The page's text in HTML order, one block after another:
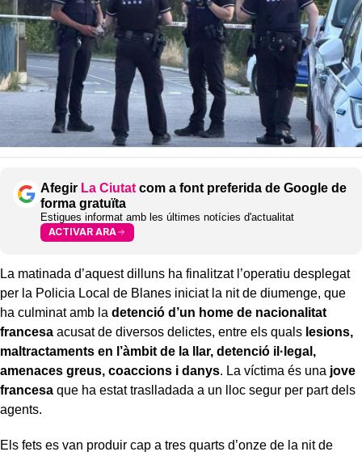
Afegir La Ciutat com a font preferida de Google de
forma gratuïta
Estigues informat amb les últimes notícies d'actualitat
ACTIVAR ARA
La matinada d’aquest dilluns ha finalitzat l’operatiu desplegat
per la Policia Local de Blanes iniciat la nit de diumenge, que
ha culminat amb la detenció d’un home de nacionalitat
francesa acusat de diversos delictes, entre els quals lesions,
maltractaments en l’àmbit de la llar, detenció il·legal,
amenaces greus, coaccions i danys. La víctima és una jove
francesa que ha estat traslladada a un lloc segur per part dels
agents.
Els fets es van produir cap a tres quarts d’onze de la nit de